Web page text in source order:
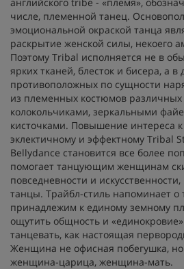
числе, племенной танец.
эмоциональной окраской танца
раскрытие женской силы, некоего
Поэтому Tribal исполняется не в
ярких тканей, блесток и бисера, а
противоположных по сущности
из племенных костюмов
колокольчиками, зеркальными
кисточками. Повышение интереса
эклектичному и эффектному Tribal
Bellydance становится все более
помогает танцующим женщинам
повседневности и
танцы. Трайбл-стиль напоминает о
принадлежим к единому земному
ощутить общность и
танцевать, как настоящая
Женщина не офисная побегушка,
женщина-царица, женщина-мать.